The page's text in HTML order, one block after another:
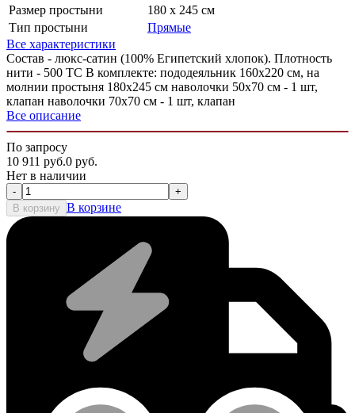
Размер простыни
180 x 245 см
Тип простыни
Прямые
Все характеристики
Состав - люкс-сатин (100% Египетский хлопок). Плотность
нити - 500 ТС В комплекте: пододеяльник 160х220 см, на
молнии простыня 180х245 см наволочки 50х70 см - 1 шт,
клапан наволочки 70х70 см - 1 шт, клапан
Все описание
По запросу
10 911 руб.0 руб.
Нет в наличии
-
+
В корзину В корзине